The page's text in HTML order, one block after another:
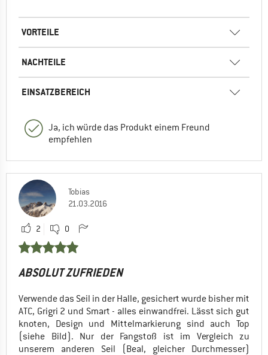
VORTEILE
NACHTEILE
EINSATZBEREICH
Ja, ich würde das Produkt einem Freund
empfehlen
Tobias
21.03.2016
2 0
ABSOLUT ZUFRIEDEN
Verwende das Seil in der Halle, gesichert wurde bisher mit
ATC, Grigri 2 und Smart - alles einwandfrei. Lässt sich gut
knoten, Design und Mittelmarkierung sind auch Top
(siehe Bild). Nur der Fangstoß ist im Vergleich zu
unserem anderen Seil (Beal, gleicher Durchmesser)